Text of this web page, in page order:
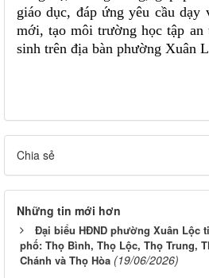
giáo dục, đáp ứng yêu cầu dạy
mới, tạo môi trường học tập an
sinh trên địa bàn phường Xuân
Chia sẻ
Những tin mới hơn
Đại biểu HĐND phường Xuân Lộc
phố: Thọ Bình, Thọ Lộc, Thọ Trung,
Chánh và Thọ Hòa (19/06/2026)